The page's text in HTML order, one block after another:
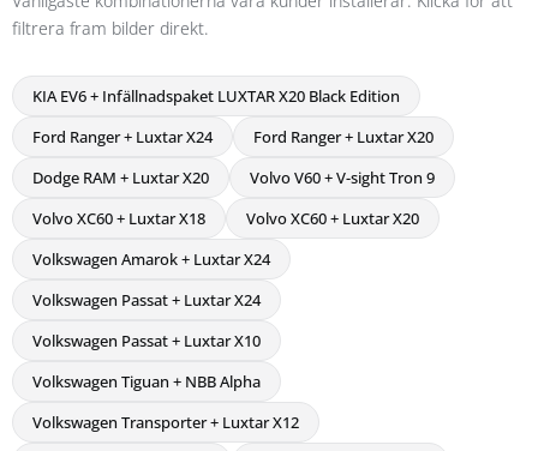
filtrera fram bilder direkt.
KIA EV6 + Infällnadspaket LUXTAR X20 Black Edition
Ford Ranger + Luxtar X24
Ford Ranger + Luxtar X20
Dodge RAM + Luxtar X20
Volvo V60 + V-sight Tron 9
Volvo XC60 + Luxtar X18
Volvo XC60 + Luxtar X20
Volkswagen Amarok + Luxtar X24
Volkswagen Passat + Luxtar X24
Volkswagen Passat + Luxtar X10
Volkswagen Tiguan + NBB Alpha
Volkswagen Transporter + Luxtar X12